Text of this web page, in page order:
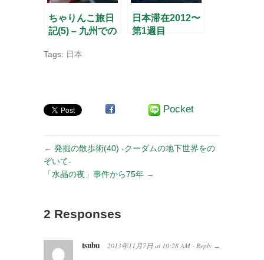
ちゃりんこ旅日
記(5) – 九州での
日本滞在2012〜
第1週目
Tags: 日本
Pocket
← 発掘の散歩術(40) -クーダムの地下世界をの
ぞいて-
「水晶の夜」事件から75年 →
2 Responses
tsubu 2013年11月7日 at 10:28 AM · Reply →